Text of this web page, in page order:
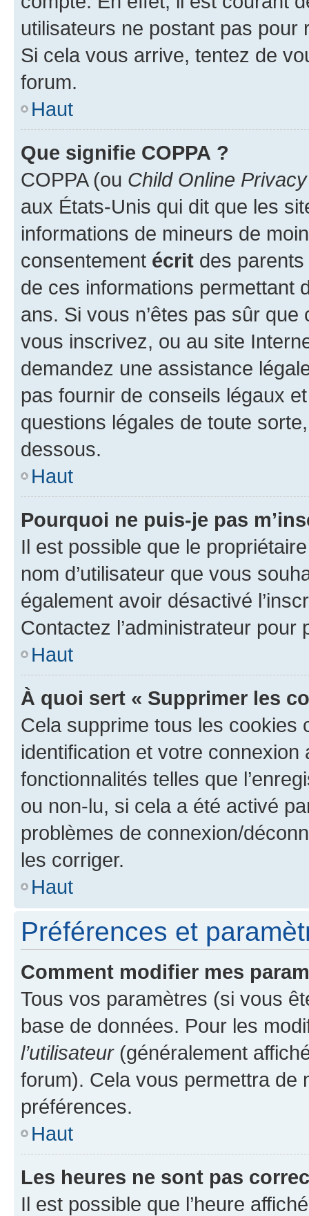
utilisateurs ne postant pas pour
Si cela vous arrive, tentez de
forum.
Haut
Que signifie COPPA ?
COPPA (ou Child Online
aux États-Unis qui dit que les
informations de mineurs de
consentement écrit des parents
de ces informations permettant
ans. Si vous n’êtes pas sûr
vous inscrivez, ou au site
demandez une assistance
pas fournir de conseils légaux
questions légales de toute
dessous.
Haut
Pourquoi ne puis-je pas
Il est possible que le
nom d’utilisateur que vous
également avoir désactivé
Contactez l’administrateur
Haut
À quoi sert « Supprimer les
Cela supprime tous les cookies
identification et votre
fonctionnalités telles que
ou non-lu, si cela a été activé
problèmes de connexion/
les corriger.
Haut
Préférences et
Comment modifier mes
Tous vos paramètres (si vous
base de données. Pour les
l’utilisateur(généralement
forum). Cela vous permettra de
préférences.
Haut
Les heures ne sont pas
Il est possible que l’heure